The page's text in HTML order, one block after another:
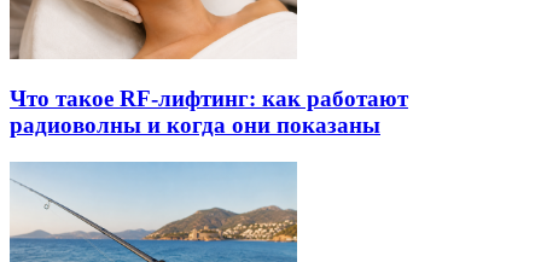
Что такое RF-лифтинг: как работают
радиоволны и когда они показаны